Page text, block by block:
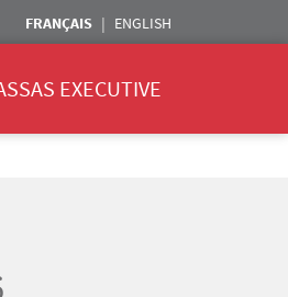
FRANÇAIS ENGLISH
EXECUTIVE